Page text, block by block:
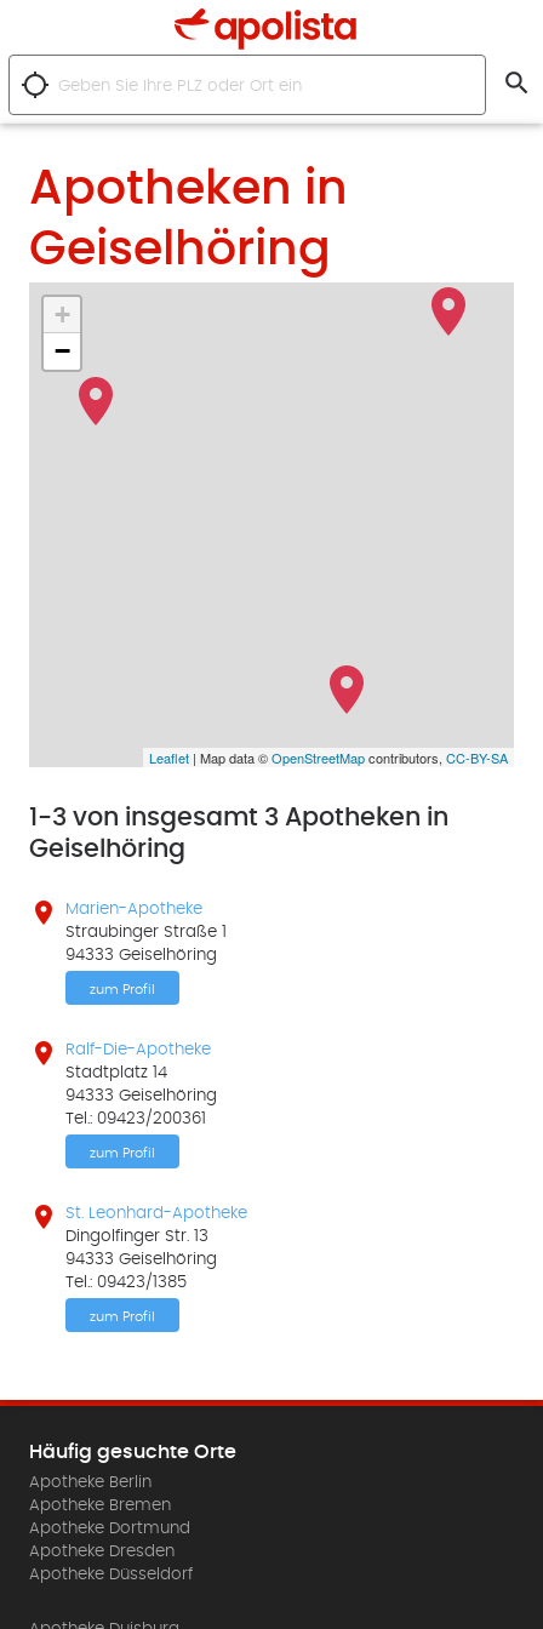
location_searching search
Apotheken in
Geiselhöring
+
−
Leaflet | Map data ©OpenStreetMapcontributors,CC-BY-SA
1-3 von insgesamt 3 Apotheken in
Geiselhöring

Marien-Apotheke
Straubinger Straße 1
94333 Geiselhöring
zum Profil

Ralf-Die-Apotheke
Stadtplatz 14
94333 Geiselhöring
Tel.: 09423/200361
zum Profil

St. Leonhard-Apotheke
Dingolfinger Str. 13
94333 Geiselhöring
Tel.: 09423/1385
zum Profil
Häufig gesuchte Orte
Apotheke Berlin
Apotheke Bremen
Apotheke Dortmund
Apotheke Dresden
Apotheke Düsseldorf